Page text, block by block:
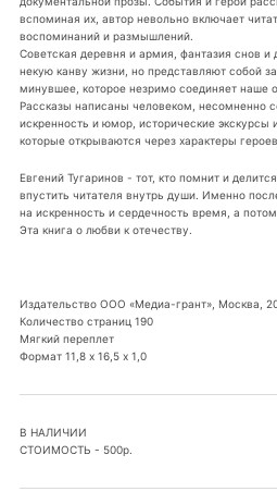
вспоминая их, автор невольно включает
воспоминаний и размышлений.
Советская деревня и армия, фантазия снов и
некую канву жизни, но представляют собой
минувшее, которое незримо соединяет наше
Рассказы написаны человеком, несомненно
искренность и юмор, исторические экскурсы
которые открываются через характеры
Евгений Тугаринов - тот, кто помнит и
впустить читателя внутрь души. Именно
на искренность и сердечность время, а
Эта книга о любви к отечеству.
Издательство ООО «Медиа-грант», Москва,
Количество страниц 190
Мягкий переплет
Формат 11,8 х 16,5 х 1,0
В НАЛИЧИИ
СТОИМОСТЬ - 500р.